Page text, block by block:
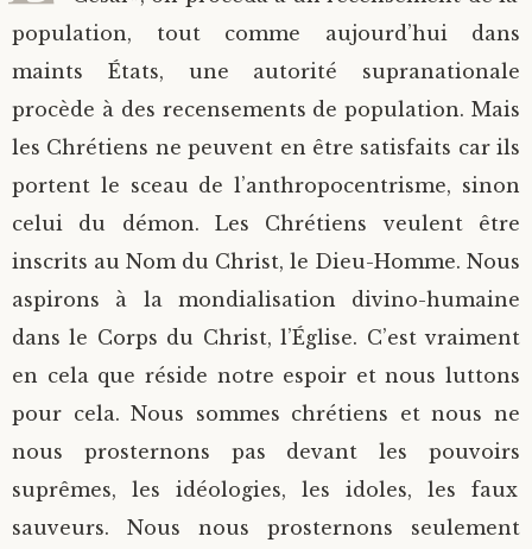
population, tout comme aujourd’hui dans
maints États, une autorité supranationale
procède à des recensements de population. Mais
les Chrétiens ne peuvent en être satisfaits car ils
portent le sceau de l’anthropocentrisme, sinon
celui du démon. Les Chrétiens veulent être
inscrits au Nom du Christ, le Dieu-Homme. Nous
aspirons à la mondialisation divino-humaine
dans le Corps du Christ, l’Église. C’est vraiment
en cela que réside notre espoir et nous luttons
pour cela. Nous sommes chrétiens et nous ne
nous prosternons pas devant les pouvoirs
suprêmes, les idéologies, les idoles, les faux
sauveurs. Nous nous prosternons seulement